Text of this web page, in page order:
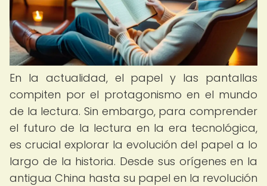
En la actualidad, el papel y las pantallas
compiten por el protagonismo en el mundo
de la lectura. Sin embargo, para comprender
el futuro de la lectura en la era tecnológica,
es crucial explorar la evolución del papel a lo
largo de la historia. Desde sus orígenes en la
antigua China hasta su papel en la revolución